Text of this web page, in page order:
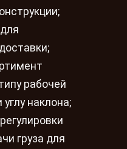
рабочей
наклона;
груза для